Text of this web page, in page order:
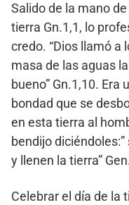
Salido de la mano
tierra Gn.1,1, lo
credo. “Dios llamó a
masa de las aguas
bueno” Gn.1,10. Era
bondad que se
en esta tierra al
bendijo
y llenen la tierra”
Celebrar el día de la